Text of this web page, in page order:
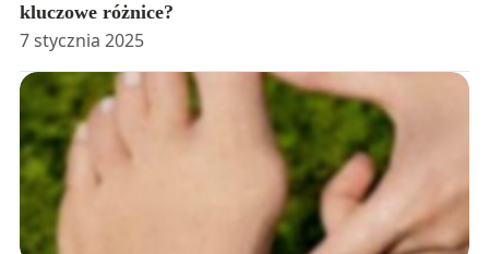
kluczowe różnice?
7 stycznia 2025